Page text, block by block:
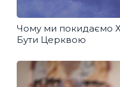
Чому ми покидаємо
Бути Церквою